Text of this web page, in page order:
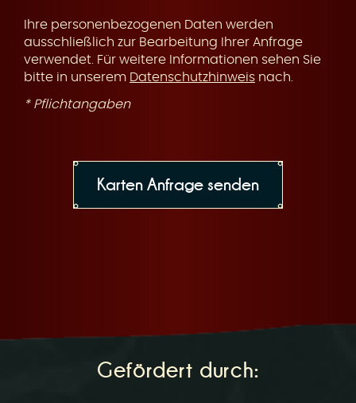
Ihre personenbezogenen Daten werden
ausschließlich zur Bearbeitung Ihrer Anfrage
verwendet. Für weitere Informationen sehen Sie
bitte in unserem Datenschutzhinweis nach.
* Pflichtangaben
Gefördert durch: